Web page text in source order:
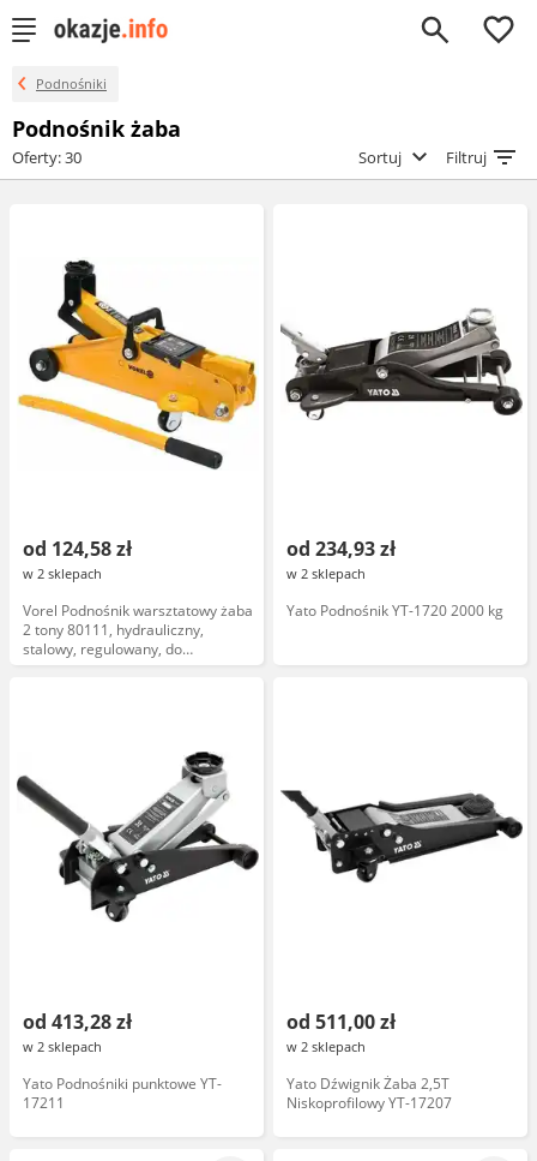
0
Podnośniki
Podnośnik żaba
Oferty: 30 Sortuj Filtruj
od 124,58 zł
w 2 sklepach
Vorel Podnośnik warsztatowy żaba
2 tony 80111, hydrauliczny,
stalowy, regulowany, do
samochodów
od 234,93 zł
w 2 sklepach
Yato Podnośnik YT-1720 2000 kg
od 413,28 zł
w 2 sklepach
Yato Podnośniki punktowe YT-
17211
od 511,00 zł
w 2 sklepach
Yato Dźwignik Żaba 2,5T
Niskoprofilowy YT-17207